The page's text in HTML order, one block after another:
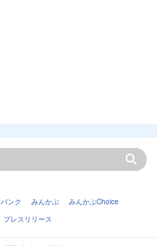
バンク みんかぶ
みんかぶChoice
プレスリリース